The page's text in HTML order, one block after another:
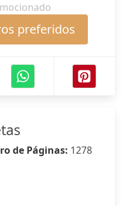
preferidos
de Páginas: 1278